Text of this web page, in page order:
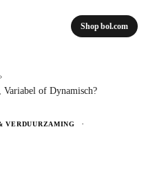
Shop bol.com
›
Variabel of Dynamisch?
VERDUURZAMING
·